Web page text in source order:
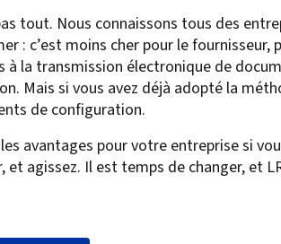
tout. Nous connaissons tous des
: c’est moins cher pour le
à la transmission électronique de
Mais si vous avez déjà adopté la
de configuration.
avantages pour votre entreprise si
et agissez. Il est temps de changer, et